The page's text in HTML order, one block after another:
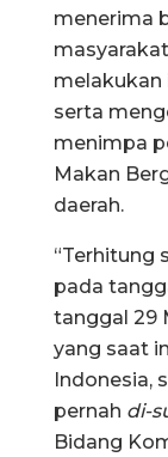
menerima
melakukan
serta
menimpa
Makan
daerah.
“Terhitung
pada
tanggal 29
yang saat
Indonesia,
pernah di-
Bidang